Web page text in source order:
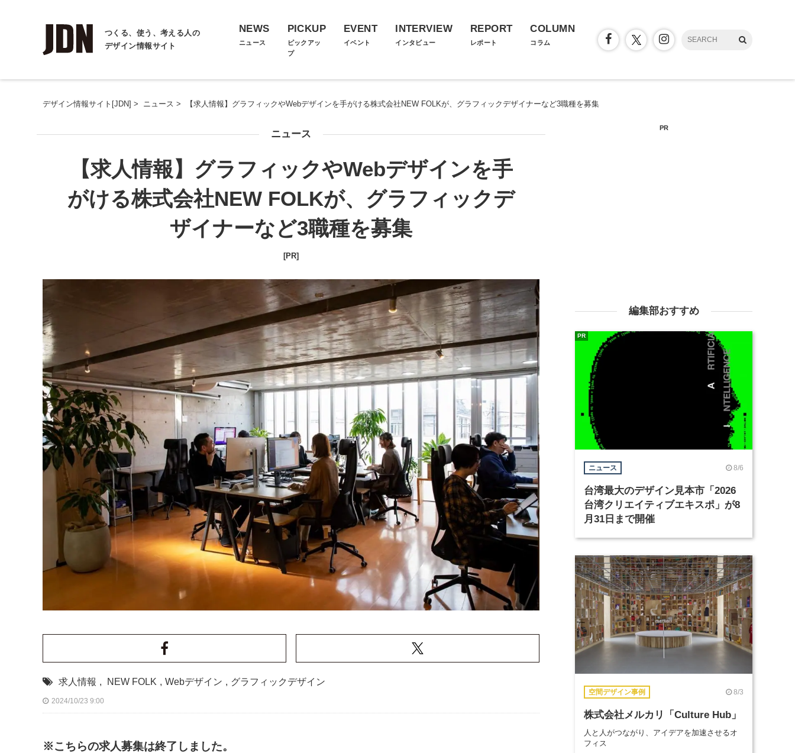
つくる、使う、考える人の
デザイン情報サイト
NEWS
ニュース
PICKUP
ピックアッ
プ
EVENT
イベント
INTERVIEW
インタビュー
REPORT
レポート
COLUMN
コラム
デザイン情報サイト[JDN] > ニュース > 【求人情報】グラフィックやWebデザインを手がける株式会社NEW FOLKが、グラフィックデザイナーなど3職種を募集
ニュース
【求人情報】グラフィックやWebデザインを手
がける株式会社NEW FOLKが、グラフィックデ
ザイナーなど3職種を募集
[PR]
求人情報 , NEW FOLK , Webデザイン , グラフィックデザイン
2024/10/23 9:00
※こちらの求人募集は終了しました。
PR
編集部おすすめ
ニュース 8/6
台湾最大のデザイン見本市「2026
台湾クリエイティブエキスポ」が8
月31日まで開催
PR
空間デザイン事例 8/3
株式会社メルカリ「Culture Hub」
人と人がつながり、アイデアを加速させるオ
フィス